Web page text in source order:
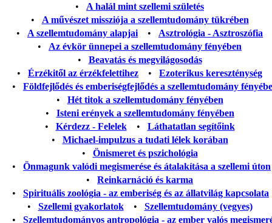
• A halál mint szellemi születés
• A művészet missziója a szellemtudomány tükrében
• A szellemtudomány alapjai • Asztrológia - Asztroszófia
• Az évkör ünnepei a szellemtudomány fényében
• Beavatás és megvilágosodás
• Érzékitől az érzékfelettihez • Ezoterikus kereszténység
• Földfejlődés és emberiségfejlődés a szellemtudomány
• Hét titok a szellemtudomány fényében
• Isteni erények a szellemtudomány fényében
• Kérdezz - Felelek• Láthatatlan segítőink
• Michael-impulzus a tudati lélek korában
• Önismeret és pszichológia
• Önmagunk valódi megismerése és átalakítása a szellemi úton
• Reinkarnáció és karma
• Spirituális zoológia - az emberiség és az állatvilág kapcsolata
• Szellemi gyakorlatok• Szellemtudomány (vegyes)
• Szellemtudományos antropológia - az ember valós